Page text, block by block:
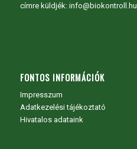
címre küldjék: info@biokontroll.hu
FONTOS INFORMÁCIÓK
Impresszum
Adatkezelési tájékoztató
Hivatalos adataink